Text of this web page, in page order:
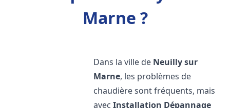
Marne ?
Dans la ville de Neuilly sur
Marne, les problèmes de
chaudière sont fréquents, mais
avecInstallation Dépannage